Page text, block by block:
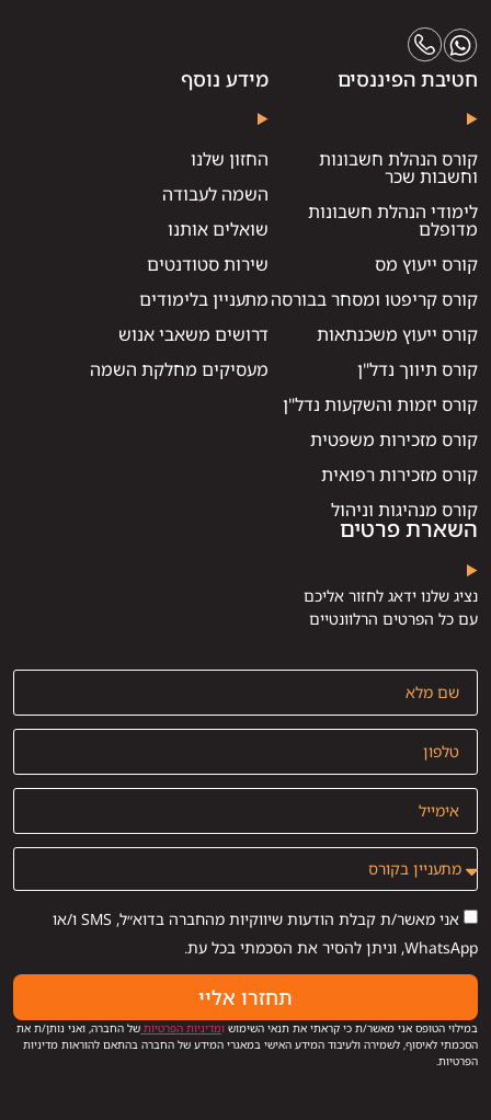
חטיבת הפיננסים
קורס הנהלת חשבונות
וחשבות שכר
לימודי הנהלת חשבונות
מדופלם
קורס ייעוץ מס
קורס קריפטו ומסחר בבורסה
קורס ייעוץ משכנתאות
קורס תיווך נדל"ן
קורס יזמות והשקעות נדל"ן
קורס מזכירות משפטית
קורס מזכירות רפואית
קורס מנהיגות וניהול
מידע נוסף
החזון שלנו
השמה לעבודה
שואלים אותנו
שירות סטודנטים
מתעניין בלימודים
דרושים משאבי אנוש
מעסיקים מחלקת השמה
השארת פרטים
נציג שלנו ידאג לחזור אליכם
עם כל הפרטים הרלוונטיים
אני מאשר/ת קבלת הודעות שיווקיות מהחברה בדוא״ל, SMS ו/או
WhatsApp, וניתן להסיר את הסכמתי בכל עת.
תחזרו אליי
במילוי הטופס אני מאשר/ת כי קראתי את תנאי השימוש ומדיניות הפרטיות של החברה, ואני נותן/ת את
הסכמתי לאיסוף, לשמירה ולעיבוד המידע האישי במאגרי המידע של החברה בהתאם להוראות מדיניות
הפרטיות.